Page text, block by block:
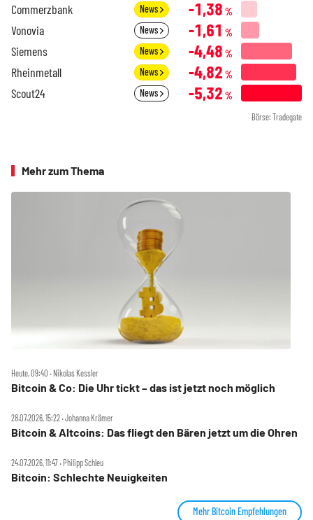
Commerzbank News -1,38 %
Vonovia News -1,61 %
Siemens News -4,48 %
Rheinmetall News -4,82 %
Scout24 News -5,32 %
Börse: Tradegate
Mehr zum Thema
Heute, 09:40 ‧ Nikolas Kessler
Bitcoin & Co: Die Uhr tickt – das ist jetzt noch möglich
28.07.2026, 15:22 ‧ Johanna Krämer
Bitcoin & Altcoins: Das fliegt den Bären jetzt um die Ohren
24.07.2026, 11:47 ‧ Philipp Schleu
Bitcoin: Schlechte Neuigkeiten
Mehr Bitcoin Empfehlungen